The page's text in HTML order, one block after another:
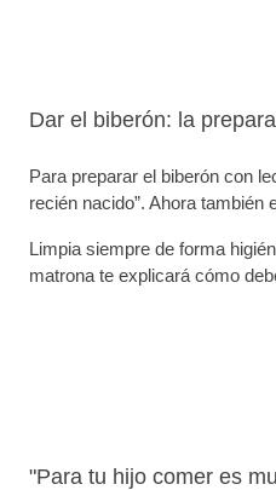
Dar el biberón: la
Para preparar el biberón con
recién nacido”. Ahora
Limpia siempre de forma
matrona te explicará cómo
"Para tu hijo comer es